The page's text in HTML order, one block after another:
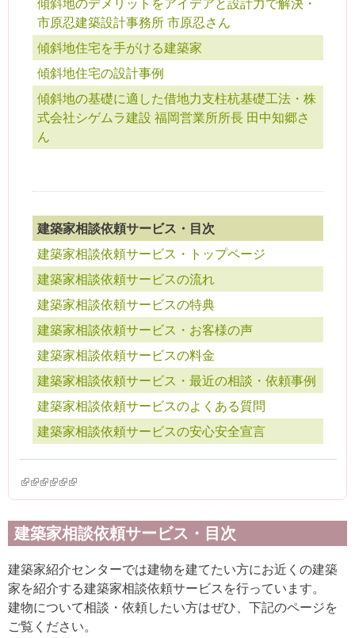
市原忍建築設計事務所 市原忍さん
傾斜地住宅を手がける建築家
傾斜地住宅の設計事例
傾斜地の基礎に適した借地力支柱杭基礎工法・株
式会社シゲムラ建設 福岡営業所所長 田中知郷さ
ん
建築家相談依頼サービス・目次
建築家相談依頼サービス・トップページ
建築家相談依頼サービスの流れ
建築家相談依頼サービスの特典
建築家相談依頼サービス・お客様の声
建築家相談依頼サービスの料金
建築家相談依頼サービス・最近の相談・依頼事例
建築家相談依頼サービスのよくある質問
建築家相談依頼サービスの安心安全宣言
(link is external)
(link is external)
(link is external)
(link is external)
(link is external)
(link is external)
建築家相談依頼サービス・目次
建築家紹介センターでは建物を建てたい方にお近くの建築
家を紹介する建築家相談依頼サービスを行っています。
建物について相談・依頼したい方はぜひ、下記のページを
ご覧ください。